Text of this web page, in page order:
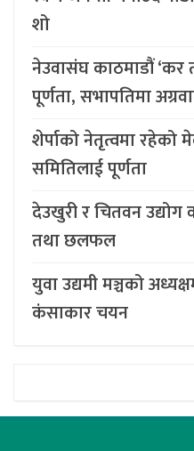
शो
नेउवासंघ काठमाडौं ‘कर
पूर्णता, सभापतिमा
शेर्पाको नेतृत्वमा रहेको
समितिलाई पूर्णता
देउखुरी र चितवन
तथा छलफल
युवा उद्यमी मञ्चको
कंसाकार चयन